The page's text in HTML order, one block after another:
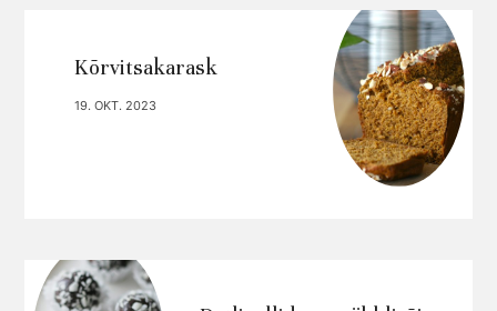
Kõrvitsakarask
19. OKT. 2023